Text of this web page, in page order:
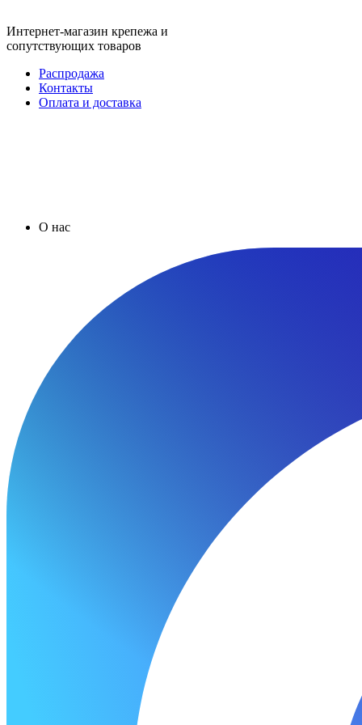
Интернет-магазин крепежа и
сопутствующих товаров
Распродажа
Контакты
Оплата и доставка
О нас